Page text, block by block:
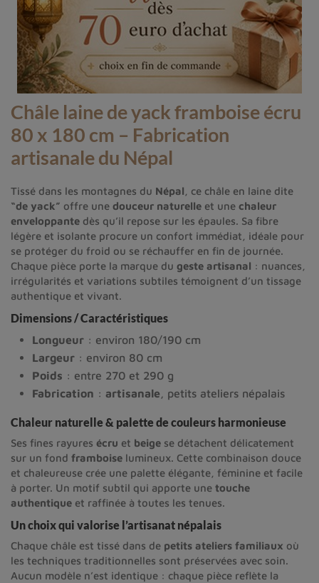
Châle laine de yack framboise écru
80 x 180 cm – Fabrication
artisanale du Népal
Tissé dans les montagnes du Népal , ce châle en laine dite
“de yack” offre une douceur naturelle et une chaleur
enveloppante dès qu’il repose sur les épaules. Sa fibre
légère et isolante procure un confort immédiat, idéale pour
se protéger du froid ou se réchauffer en fin de journée.
Chaque pièce porte la marque du geste artisanal : nuances,
irrégularités et variations subtiles témoignent d’un tissage
authentique et vivant.
Dimensions / Caractéristiques
Longueur : environ 180/190 cm
Largeur : environ 80 cm
Poids : entre 270 et 290 g
Fabrication : artisanale , petits ateliers népalais
Chaleur naturelle & palette de couleurs harmonieuse
Ses fines rayures écru et beige se détachent délicatement
sur un fond framboise lumineux. Cette combinaison douce
et chaleureuse crée une palette élégante, féminine et facile
à porter. Un motif subtil qui apporte une touche
authentique et raffinée à toutes les tenues.
Un choix qui valorise l’artisanat népalais
Chaque châle est tissé dans de petits ateliers familiaux où
les techniques traditionnelles sont préservées avec soin.
Aucun modèle n’est identique : chaque pièce reflète la